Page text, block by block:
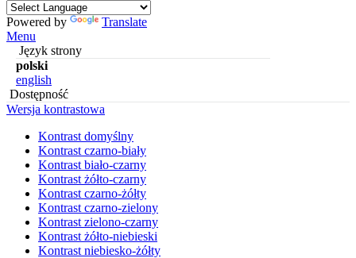
Powered by
Translate
Menu
Język strony
polski
english
Dostępność
Wersja kontrastowa
Kontrast domyślny
Kontrast czarno-biały
Kontrast biało-czarny
Kontrast żółto-czarny
Kontrast czarno-żółty
Kontrast czarno-zielony
Kontrast zielono-czarny
Kontrast żółto-niebieski
Kontrast niebiesko-żółty